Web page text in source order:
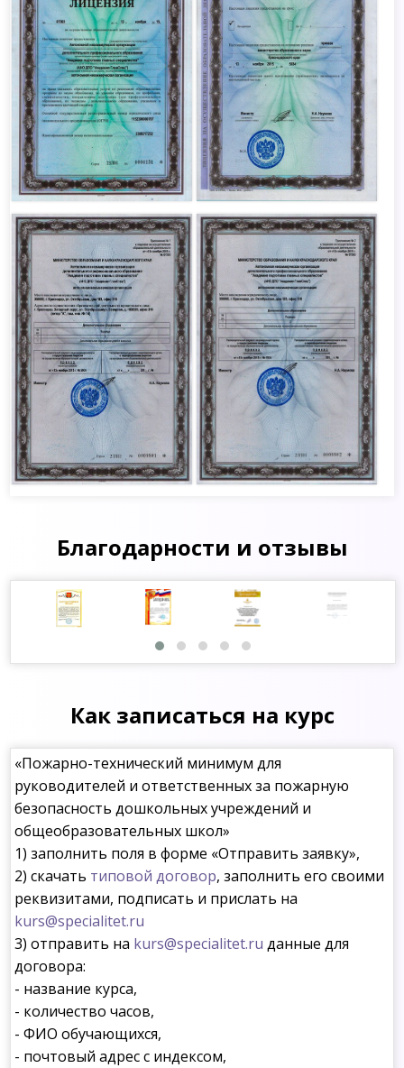
Благодарности и отзывы
Как записаться на курс
«Пожарно-технический минимум для
руководителей и ответственных за пожарную
безопасность дошкольных учреждений и
общеобразовательных школ»
1) заполнить поля в форме «Отправить заявку»,
2) скачать типовой договор, заполнить его своими
реквизитами, подписать и прислать на
kurs@specialitet.ru
3) отправить на kurs@specialitet.ru данные для
договора:
- название курса,
- количество часов,
- ФИО обучающихся,
- почтовый адрес с индексом,